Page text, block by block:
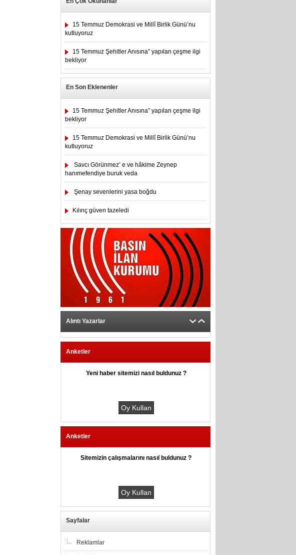
15 Temmuz Demokrasi ve Millî Birlik Günü’nu
kutluyoruz
15 Temmuz Şehitler Anısına” yapılan çeşme ilgi
bekliyor
En Son Eklenenler
15 Temmuz Şehitler Anısına” yapılan çeşme ilgi
bekliyor
15 Temmuz Demokrasi ve Millî Birlik Günü’nu
kutluyoruz
Savcı Görünmez’ e ve hâkime Zeynep
hanımefendiye buruk veda
Şenay sevenlerini yasa boğdu
Kılınç güven tazeledi
Alıntı Yazarlar
Anketler
Yeni haber sitemizi nasıl buldunuz ?
Anketler
Sitemizin çalışmalarını nasıl buldunuz ?
Sayfalar
Reklamlar